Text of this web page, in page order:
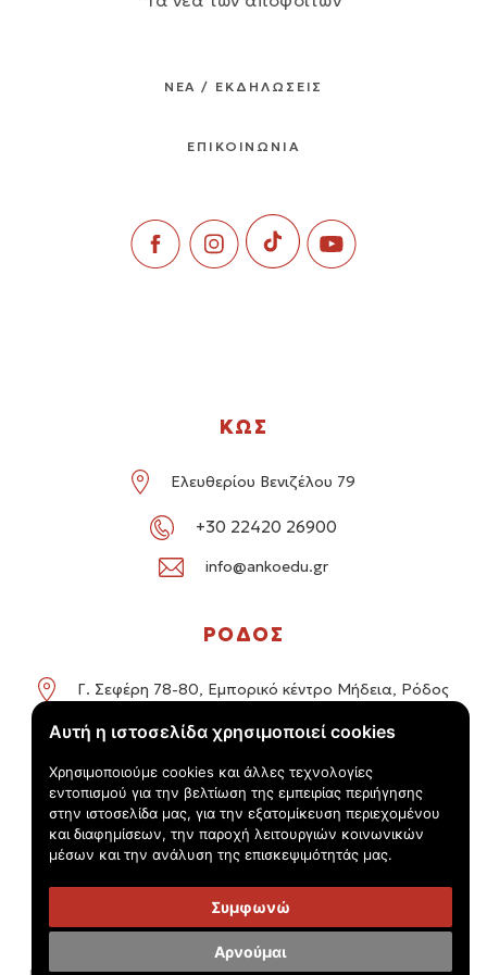
Αυτή η ιστοσελίδα χρησιμοποιεί cookies
Χρησιμοποιούμε cookies και άλλες τεχνολογίες
εντοπισμού για την βελτίωση της εμπειρίας περιήγησης
στην ιστοσελίδα μας, για την εξατομίκευση περιεχομένου
και διαφημίσεων, την παροχή λειτουργιών κοινωνικών
μέσων και την ανάλυση της επισκεψιμότητάς μας.
Συμφωνώ
Αρνούμαι
ΝΕΑ / ΕΚΔΗΛΩΣΕΙΣ
ΕΠΙΚΟΙΝΩΝΙΑ
ΚΩΣ
Ελευθερίου Βενιζέλου 79
+30 22420 26900
info@ankoedu.gr
ΡΟΔΟΣ
Γ. Σεφέρη 78-80, Εμπορικό κέντρο Μήδεια, Ρόδος
+30 22414 01016 / +30 22410 62488
info@ankoedu.gr
© Τουριστικός Εκπαιδευτικός Όμιλος Anko 2026 -